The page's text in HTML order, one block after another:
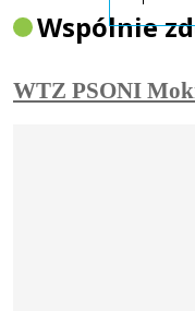
Wspólnie
WTZ PSONI